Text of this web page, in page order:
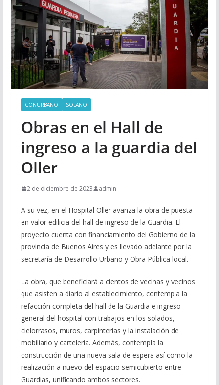
CONURBANO SOLANO
Obras en el Hall de
ingreso a la guardia del
Oller
2 de diciembre de 2023 admin
A su vez, en el Hospital Oller avanza la obra de puesta
en valor edilicia del hall de ingreso de la Guardia. El
proyecto cuenta con financiamiento del Gobierno de la
provincia de Buenos Aires y es llevado adelante por la
secretaría de Desarrollo Urbano y Obra Pública local.
La obra, que beneficiará a cientos de vecinas y vecinos
que asisten a diario al establecimiento, contempla la
refacción completa del hall de la Guardia e ingreso
general del hospital con trabajos en los solados,
cielorrasos, muros, carpinterías y la instalación de
mobiliario y cartelería. Además, contempla la
construcción de una nueva sala de espera así como la
realización a nuevo del espacio semicubierto entre
Guardias, unificando ambos sectores.